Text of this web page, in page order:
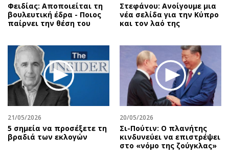
Φειδίας: Αποποιείται τη
βουλευτική έδρα - Ποιος
παίρνει την θέση του
Στεφάνου: Ανοίγουμε μια
νέα σελίδα για την Κύπρο
και τον λαό της
21/05/2026
5 σημεία να προσέξετε τη
βραδιά των εκλογών
20/05/2026
Σι-Πούτιν: Ο πλανήτης
κινδυνεύει να επιστρέψει
στο «νόμο της ζούγκλας»